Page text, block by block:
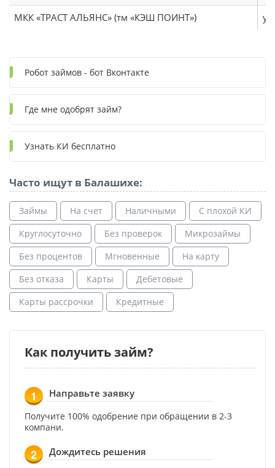
МКК «ТРАСТ АЛЬЯНС» (тм «КЭШ ПОИНТ»)
Робот займов - бот Вконтакте
Где мне одобрят займ?
Узнать КИ бесплатно
Часто ищут в Балашихе:
Займы На счет Наличными
С плохой КИ
Круглосуточно
Без проверок
Микрозаймы
Без процентов
Мгновенные
На карту
Без отказа
Карты
Дебетовые
Карты рассрочки
Кредитные
Как получить займ?
1 Направьте заявку
Получите 100% одобрение при обращении в 2-3
компани.
2 Дождитесь решения